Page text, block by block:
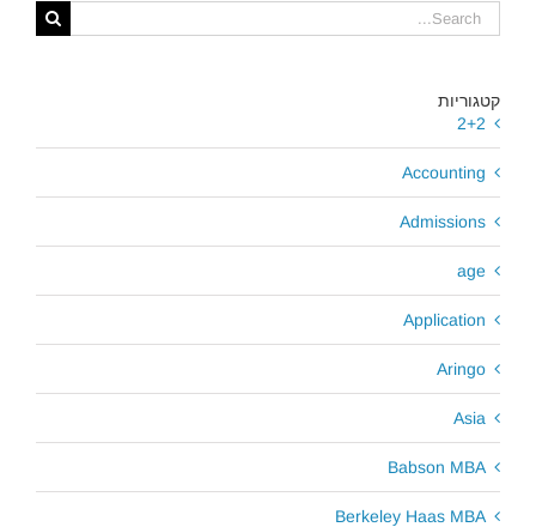
Search
for:
קטגוריות
2+2
Accounting
Admissions
age
Application
Aringo
Asia
Babson MBA
Berkeley Haas MBA